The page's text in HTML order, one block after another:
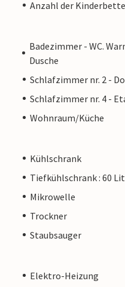
Anzahl der
Badezimmer - WC.
Dusche
Schlafzimmer nr. 2 -
Schlafzimmer nr. 4 -
Wohnraum/Küche
Kühlschrank
Tiefkühlschrank : 60
Mikrowelle
Trockner
Staubsauger
Elektro-Heizung